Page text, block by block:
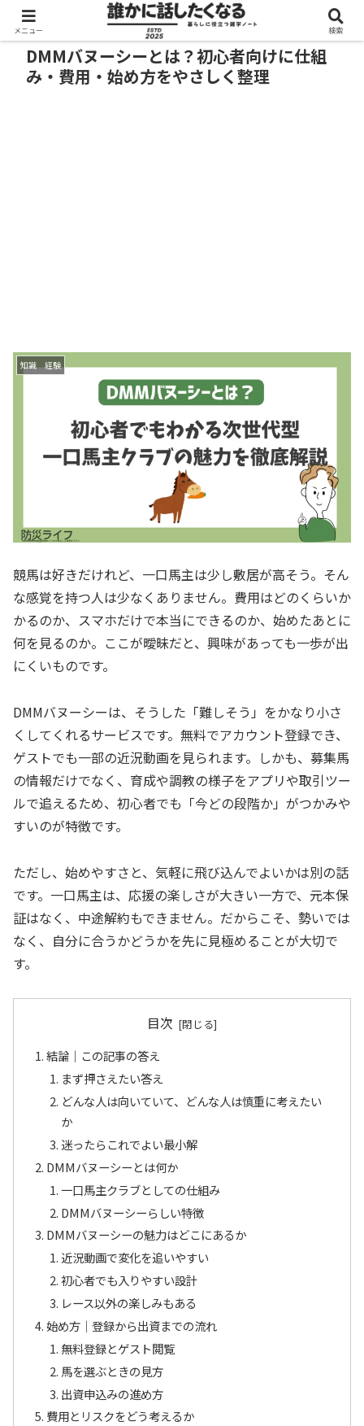
DMMバヌーシーとは？初心者向けに仕組
み・費用・始め方をやさしく整理
知識 経験
競馬は好きだけれど、一口馬主は少し敷居が高そう。そん
な感覚を持つ人は少なくありません。費用はどのくらいか
かるのか、スマホだけで本当にできるのか、始めたあとに
何を見るのか。ここが曖昧だと、興味があっても一歩が出
にくいものです。
DMMバヌーシーは、そうした「難しそう」をかなり小さ
くしてくれるサービスです。無料でアカウント登録でき、
ゲストでも一部の近況動画を見られます。しかも、募集馬
の情報だけでなく、育成や調教の様子をアプリや取引ツー
ルで追えるため、初心者でも「今どの段階か」がつかみや
すいのが特徴です。
ただし、始めやすさと、気軽に飛び込んでよいかは別の話
です。一口馬主は、応援の楽しさが大きい一方で、元本保
証はなく、中途解約もできません。だからこそ、勢いでは
なく、自分に合うかどうかを先に見極めることが大切で
す。
目次
結論｜この記事の答え
まず押さえたい答え
どんな人は向いていて、どんな人は慎重に考えたい
か
迷ったらこれでよい最小解
DMMバヌーシーとは何か
一口馬主クラブとしての仕組み
DMMバヌーシーらしい特徴
DMMバヌーシーの魅力はどこにあるか
近況動画で変化を追いやすい
初心者でも入りやすい設計
レース以外の楽しみもある
始め方｜登録から出資までの流れ
無料登録とゲスト閲覧
馬を選ぶときの見方
出資申込みの進め方
費用とリスクをどう考えるか
メニュー 検索